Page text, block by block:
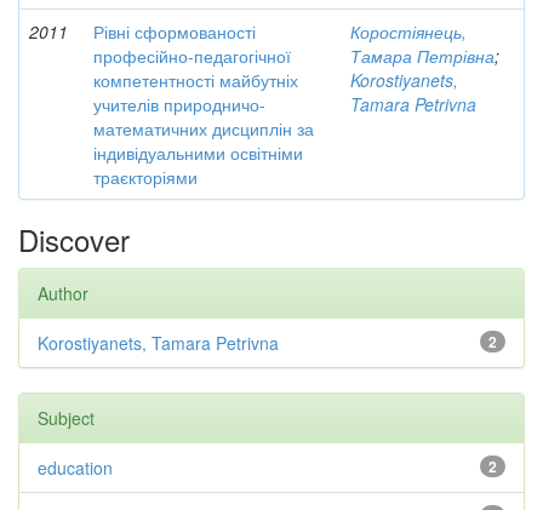
2011
Рівні сформованості
професійно-педагогічної
компетентності майбутніх
учителів природничо-
математичних дисциплін за
індивідуальними освітніми
траєкторіями
Коростіянець,
Тамара Петрівна;
Korostiyanets,
Tamara Petrivna
Discover
Author
2
Korostiyanets, Tamara Petrivna
Subject
2
education